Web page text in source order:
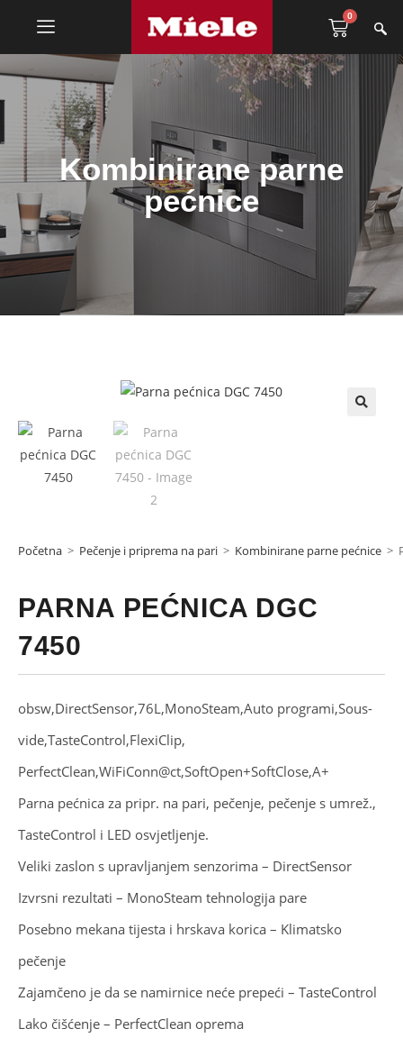
0
Kombinirane parne
pećnice
Početna > Pečenje i priprema na pari > Kombinirane parne pećnice >
PARNA PEĆNICA DGC
7450
obsw,DirectSensor,76L,MonoSteam,Auto programi,Sous-
vide,TasteControl,FlexiClip,
PerfectClean,WiFiConn@ct,SoftOpen+SoftClose,A+
Parna pećnica za pripr. na pari, pečenje, pečenje s umrež.,
TasteControl i LED osvjetljenje.
Veliki zaslon s upravljanjem senzorima – DirectSensor
Izvrsni rezultati – MonoSteam tehnologija pare
Posebno mekana tijesta i hrskava korica – Klimatsko
pečenje
Zajamčeno je da se namirnice neće prepeći – TasteControl
Lako čišćenje – PerfectClean oprema